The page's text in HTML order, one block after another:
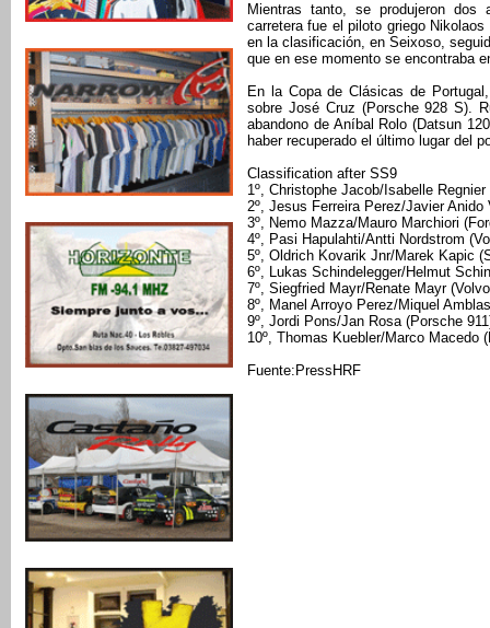
Mientras tanto, se produjeron
carretera fue el piloto griego
en la clasificación, en Seixoso,
que en ese momento se encontraba
En la Copa de Clásicas de
sobre José Cruz (Porsche 928 S).
abandono de Aníbal Rolo (Datsun
haber recuperado el último lugar del
Classification after SS9
1º, Christophe Jacob/Isabelle
2º, Jesus Ferreira Perez/Javier
3º, Nemo Mazza/Mauro Marchiori
4º, Pasi Hapulahti/Antti Nordstrom
5º, Oldrich Kovarik Jnr/Marek Kapic
6º, Lukas Schindelegger/Helmut
7º, Siegfried Mayr/Renate Mayr
8º, Manel Arroyo Perez/Miquel
9º, Jordi Pons/Jan Rosa (Porsche
10º, Thomas Kuebler/Marco Macedo
Fuente:PressHRF